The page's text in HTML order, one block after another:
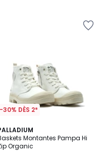
-30% DÈS 2*
Montantes Pampa Hi
Organic
5
/
5